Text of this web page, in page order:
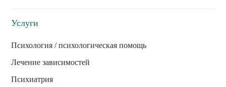
Услуги
Психология / психологическая помощь
Лечение зависимостей
Психиатрия